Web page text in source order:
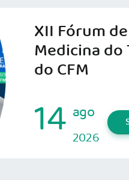
XII Fórum de
Medicina do
do CFM
14 ago
2026